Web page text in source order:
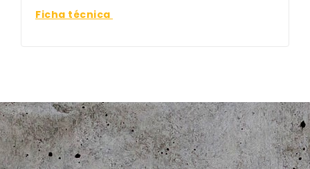
Ficha técnica